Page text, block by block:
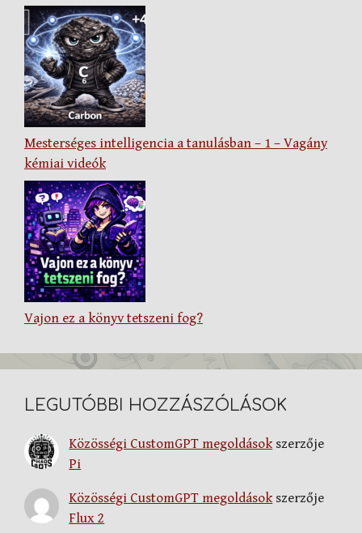
Mesterséges intelligencia a tanulásban – 1 – Vagány
kémiai videók
Vajon ez a könyv tetszeni fog?
LEGUTÓBBI HOZZÁSZÓLÁSOK
Közösségi CustomGPT megoldásokszerzője
Pi
Közösségi CustomGPT megoldásokszerzője
Flux 2